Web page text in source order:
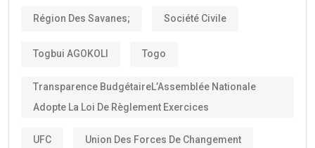
Région Des Savanes; Société Civile
Togbui AGOKOLI Togo
Transparence BudgétaireL’Assemblée Nationale
Adopte La Loi De Règlement Exercices
UFC Union Des Forces De Changement